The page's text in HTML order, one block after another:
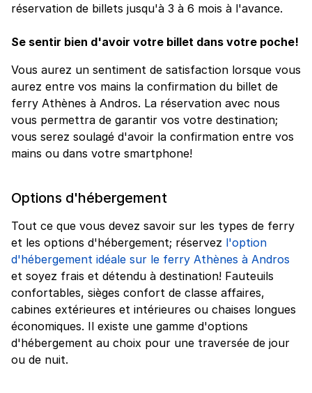
réservation de billets jusqu'à 3 à 6 mois à l'avance.
Se sentir bien d'avoir votre billet dans votre poche!
Vous aurez un sentiment de satisfaction lorsque vous
aurez entre vos mains la confirmation du billet de
ferry Athènes à Andros. La réservation avec nous
vous permettra de garantir vos votre destination;
vous serez soulagé d'avoir la confirmation entre vos
mains ou dans votre smartphone!
Options d'hébergement
Tout ce que vous devez savoir sur les types de ferry
et les options d'hébergement; réservez l'option
d'hébergement idéale sur le ferry Athènes à Andros
et soyez frais et détendu à destination! Fauteuils
confortables, sièges confort de classe affaires,
cabines extérieures et intérieures ou chaises longues
économiques. Il existe une gamme d'options
d'hébergement au choix pour une traversée de jour
ou de nuit.